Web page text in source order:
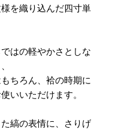
を織り込んだ四寸単
はの軽やかさとしな
ちろん、袷の時期に
いいただけます。
縞の表情に、さりげ